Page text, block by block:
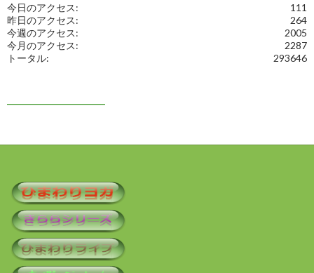
111
今日のアクセス:
264
昨日のアクセス:
2005
今週のアクセス:
2287
今月のアクセス:
293646
トータル:
━━━━━━━━━━